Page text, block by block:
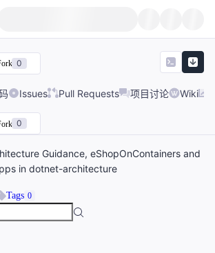
0
Issues Pull Requests 项目讨论 Wiki
0
Guidance, eShopOnContainers and
in dotnet-architecture
Tags 0